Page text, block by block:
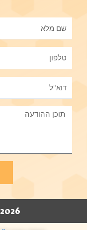
2026 כל הזכויות שמורות